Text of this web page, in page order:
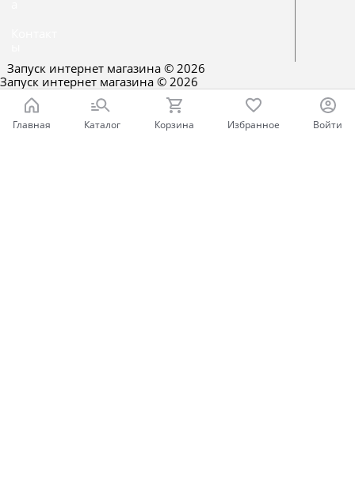
Запуск интернет магазина © 2026
Запуск интернет магазина © 2026
Главная Каталог Корзина Избранное Войти